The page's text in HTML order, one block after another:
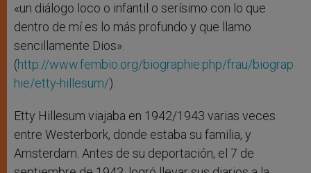
«un diálogo loco o infantil o serísimo con lo que
dentro de mí es lo más profundo y que llamo
sencillamente Dios».
(http://www.fembio.org/biographie.php/frau/biograp
hie/etty-hillesum/).
Etty Hillesum viajaba en 1942/1943 varias veces
entre Westerbork, donde estaba su familia, y
Amsterdam. Antes de su deportación, el 7 de